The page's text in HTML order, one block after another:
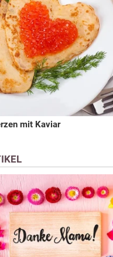
mit Kaviar